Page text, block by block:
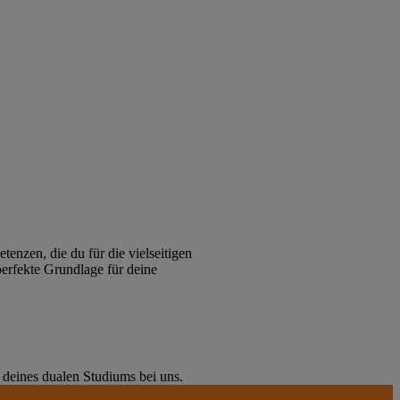
die du für die vielseitigen
Grundlage für deine
dualen Studiums bei uns.